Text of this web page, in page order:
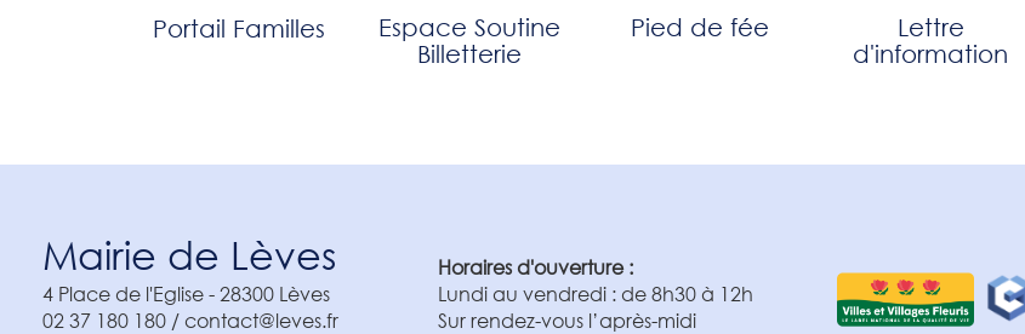
Portail Familles
Espace Soutine
Billetterie
Pied de fée
Lettre
d'information
Mairie de Lèves
4 Place de l'Eglise-28300 Lèves
02 37 180 180 / contact@leves.fr
Horaires d'ouverture :
Lundi au vendredi : de 8h30 à 12h
Sur rendez-vous l’après-midi